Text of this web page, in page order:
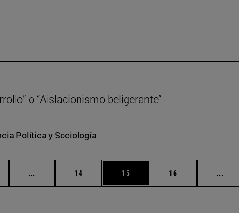
o “Aislacionismo beligerante”
Política y Sociología
... Páginas intermedias Use TAB para desplazarse.
Página
14 Página
15 Página
16 ...